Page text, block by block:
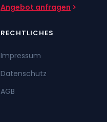
Angebot anfragen
RECHTLICHES
Impressum
Datenschutz
AGB